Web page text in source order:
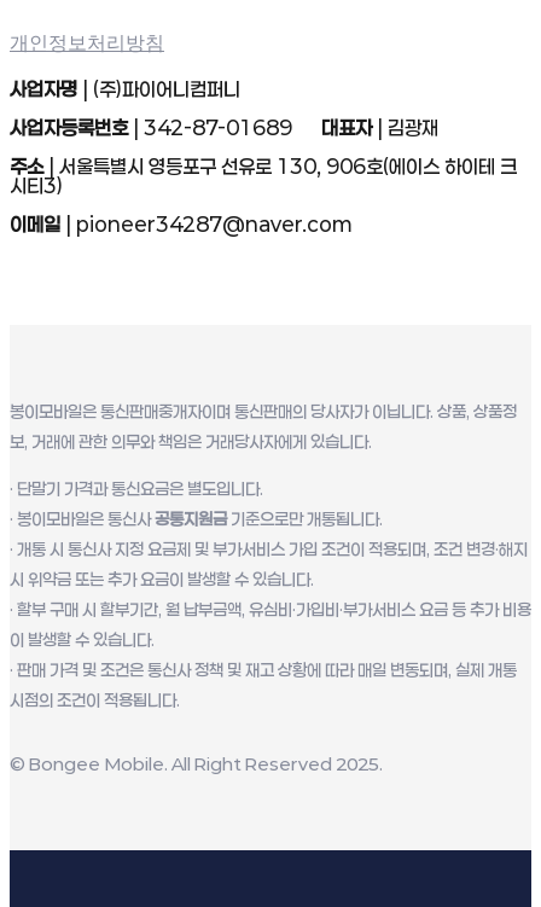
개인정보처리방침
사업자명 | (주)파이어니컴퍼니
사업자등록번호| 342-87-01689 대표자| 김광재
주소| 서울특별시 영등포구 선유로 130, 906호(에이스 하이테 크
시티3)
이메일 | pioneer34287@naver.com
봉이모바일은 통신판매중개자이며 통신판매의 당사자가 이닙니다. 상품, 상품정
보, 거래에 관한 의무와 책임은 거래당사자에게 있습니다.
· 단말기 가격과 통신요금은 별도입니다.
· 봉이모바일은 통신사공통지원금기준으로만 개통됩니다.
· 개통 시 통신사 지정 요금제 및 부가서비스 가입 조건이 적용되며, 조건 변경·해지
시 위약금 또는 추가 요금이 발생할 수 있습니다.
· 할부 구매 시 할부기간, 월 납부금액, 유심비·가입비·부가서비스 요금 등 추가 비용
이 발생할 수 있습니다.
· 판매 가격 및 조건은 통신사 정책 및 재고 상황에 따라 매일 변동되며, 실제 개통
시점의 조건이 적용됩니다.
© Bongee Mobile. All Right Reserved 2025.